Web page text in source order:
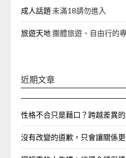
成人話題 未滿18請勿進入
旅遊天地 團體旅遊、自由行的
近期文章
性格不合只是藉口？跨越差異
沒有改變的道歉，只會讓關係